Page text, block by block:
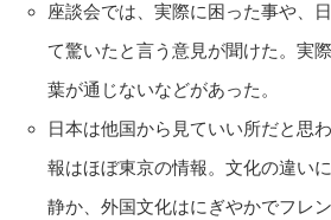
座談会では、実際に困った事や、
て驚いたと言う意見が聞けた。実
葉が通じないなどがあった。
日本は他国から見ていい所だと思
報はほぼ東京の情報。文化の違い
静か、外国文化はにぎやかでフレ